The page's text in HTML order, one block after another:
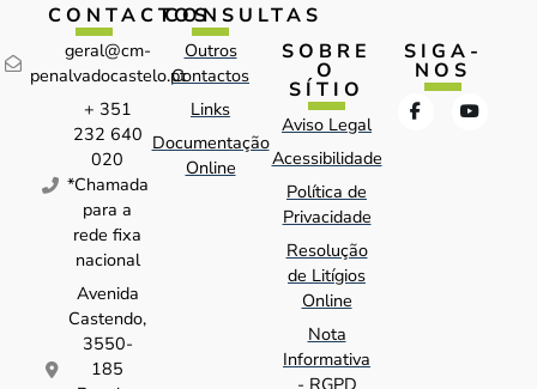
CONTACTOS
geral@cm-
penalvadocastelo.pt
+ 351
232 640
020
*Chamada
para a
rede fixa
nacional
Avenida
Castendo,
3550-
185
CONSULTAS
Outros
Contactos
Links
Documentação
Online
SOBRE
O
SÍTIO
Aviso Legal
Acessibilidade
Política de
Privacidade
Resolução
de Litígios
Online
Nota
Informativa
SIGA-
NOS